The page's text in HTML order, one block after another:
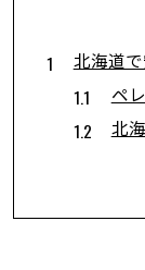
北海道
ペ
北
ペ